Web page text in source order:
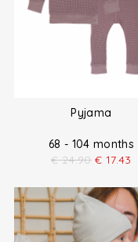
Pyjama
68 - 104 months
€ 24.90 € 17.43